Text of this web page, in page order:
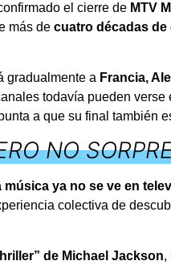
el cierre de MTV
más de cuatro décadas de
gradualmente a Francia,
todavía pueden verse
a que su final también
NO
música ya no se ve en
colectiva de
de Michael Jackson,